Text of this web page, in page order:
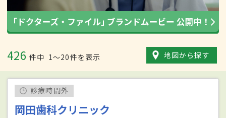
426 件中 1〜20件を表示 地図から探す
診療時間外
岡田歯科クリニック